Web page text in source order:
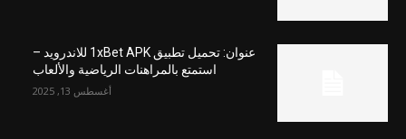
عنوان: تحميل تطبيق 1xBet APK للاندرويد –
استمتع بالمراهنات الرياضية والألعاب
أغسطس 13, 2025